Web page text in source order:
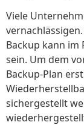
Viele
Backup kann im
sein. Um dem
Backup-Plan
sichergestellt